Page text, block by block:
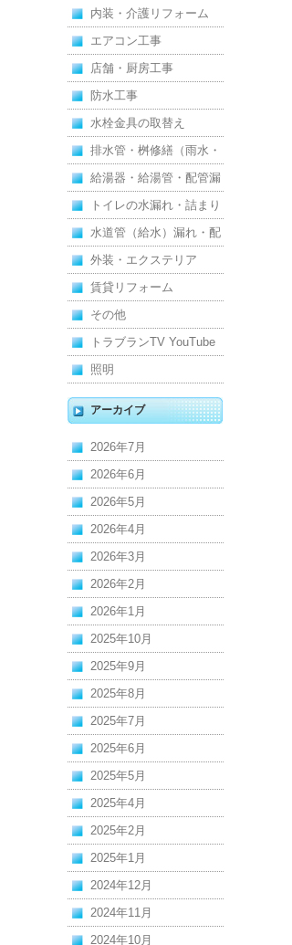
内装・介護リフォーム
エアコン工事
店舗・厨房工事
防水工事
水栓金具の取替え
排水管・桝修繕（雨水・
汚水）
給湯器・給湯管・配管漏
れ
トイレの水漏れ・詰まり
水道管（給水）漏れ・配
管
外装・エクステリア
賃貸リフォーム
その他
トラブランTV YouTube
照明
アーカイブ
2026年7月
2026年6月
2026年5月
2026年4月
2026年3月
2026年2月
2026年1月
2025年10月
2025年9月
2025年8月
2025年7月
2025年6月
2025年5月
2025年4月
2025年2月
2025年1月
2024年12月
2024年11月
2024年10月